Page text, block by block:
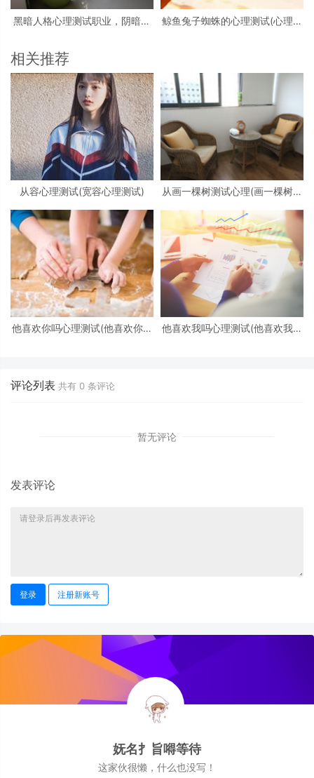
黑暗人格心理测试职业，阴暗人
鲸鱼兔子蜘蛛的心理测试(心理测
相关推荐
从容心理测试(宽容心理测试)
从画一棵树测试心理(画一棵树怎
他喜欢你吗心理测试(他喜欢你吗
他喜欢我吗心理测试(他喜欢我吗
评论列表 共有 0 条评论
暂无评论
发表评论
登录 注册新账号
妩名扌旨嘚等待
这家伙很懒，什么也没写！